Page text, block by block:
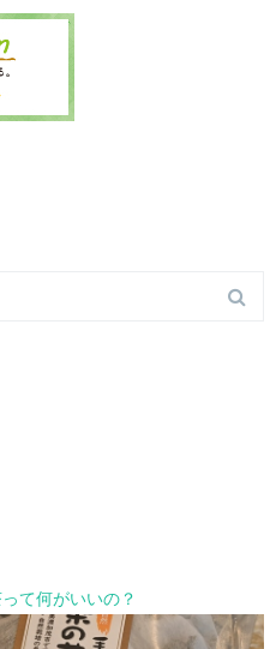
て何がいいの？